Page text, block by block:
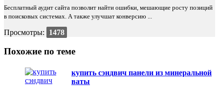
Бесплатный аудит сайта позволит найти ошибки, мешающие росту позиций
в поисковых системах. А также улучшат конверсию ...
Просмотры: 1478
Похожие по теме
купить сэндвич панели из минеральной
ваты